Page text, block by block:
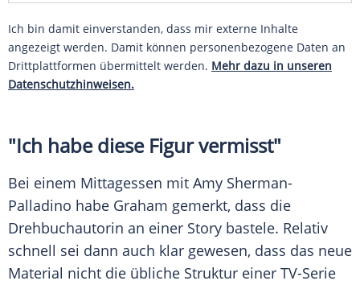
Ich bin damit einverstanden, dass mir externe Inhalte
angezeigt werden. Damit können personenbezogene Daten an
Drittplattformen übermittelt werden. Mehr dazu in unseren
Datenschutzhinweisen.
"Ich habe diese Figur vermisst"
Bei einem Mittagessen mit Amy Sherman-
Palladino habe Graham gemerkt, dass die
Drehbuchautorin an einer Story bastele. Relativ
schnell sei dann auch klar gewesen, dass das neue
Material nicht die übliche Struktur einer TV-Serie